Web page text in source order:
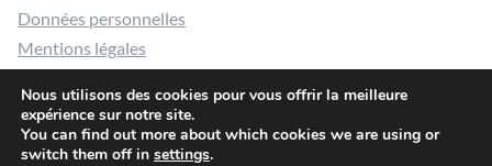
Données personnelles
Mentions légales
Nous utilisons des cookies pour vous offrir la meilleure
expérience sur notre site.
You can find out more about which cookies we are using or
switch them off in settings.